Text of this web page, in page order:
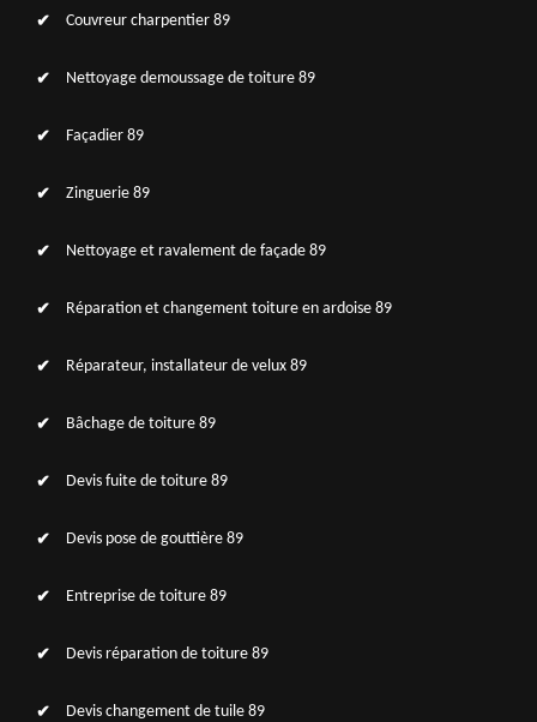
Couvreur charpentier 89
Nettoyage demoussage de toiture 89
Façadier 89
Zinguerie 89
Nettoyage et ravalement de façade 89
Réparation et changement toiture en ardoise 89
Réparateur, installateur de velux 89
Bâchage de toiture 89
Devis fuite de toiture 89
Devis pose de gouttière 89
Entreprise de toiture 89
Devis réparation de toiture 89
Devis changement de tuile 89